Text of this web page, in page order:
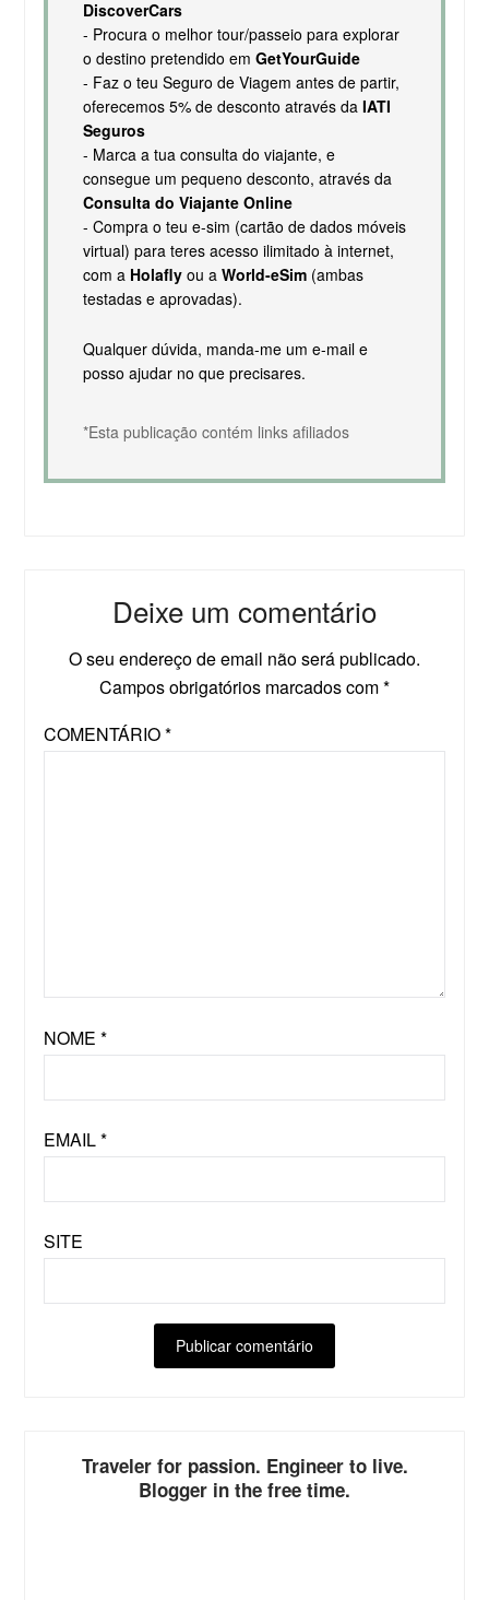
DiscoverCars
- Procura o melhor tour/passeio para explorar
o destino pretendido em GetYourGuide
- Faz o teu Seguro de Viagem antes de partir,
oferecemos 5% de desconto através da IATI
Seguros
- Marca a tua consulta do viajante, e
consegue um pequeno desconto, através da
Consulta do Viajante Online
- Compra o teu e-sim (cartão de dados móveis
virtual) para teres acesso ilimitado à internet,
com a Holaflyou a World-eSim(ambas
testadas e aprovadas).
Qualquer dúvida, manda-me um e-mail e
posso ajudar no que precisares.
*Esta publicação contém links afiliados
Deixe um comentário
O seu endereço de email não será publicado.
Campos obrigatórios marcados com*
COMENTÁRIO*
NOME *
EMAIL*
SITE
Traveler for passion. Engineer to live.
Blogger in the free time.